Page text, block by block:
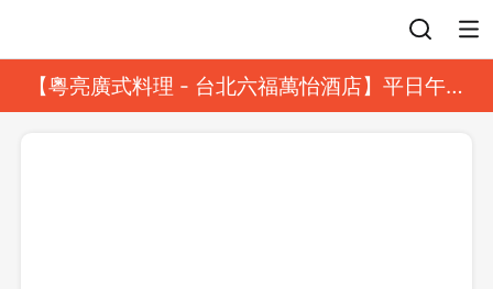
【粵亮廣式料理 - 台北六福萬怡酒店】平日午餐
8 折起｜靓港點套餐